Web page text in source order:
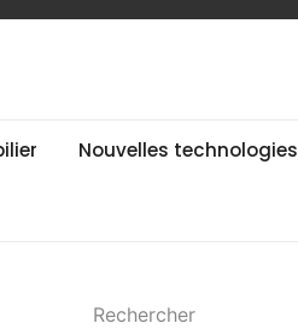
Nouvelles technologies
Rechercher